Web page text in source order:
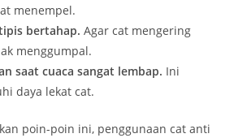
menempel.
bertahap. Agar cat mengering
menggumpal.
saat cuaca sangat lembap. Ini
daya lekat cat.
poin-poin ini, penggunaan cat anti